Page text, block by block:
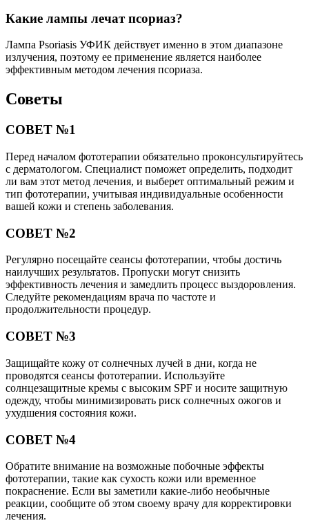
Какие лампы лечат псориаз?
Лампа Psoriasis УФИК действует именно в этом диапазоне
излучения, поэтому ее применение является наиболее
эффективным методом лечения псориаза.
Советы
СОВЕТ №1
Перед началом фототерапии обязательно проконсультируйтесь
с дерматологом. Специалист поможет определить, подходит
ли вам этот метод лечения, и выберет оптимальный режим и
тип фототерапии, учитывая индивидуальные особенности
вашей кожи и степень заболевания.
СОВЕТ №2
Регулярно посещайте сеансы фототерапии, чтобы достичь
наилучших результатов. Пропуски могут снизить
эффективность лечения и замедлить процесс выздоровления.
Следуйте рекомендациям врача по частоте и
продолжительности процедур.
СОВЕТ №3
Защищайте кожу от солнечных лучей в дни, когда не
проводятся сеансы фототерапии. Используйте
солнцезащитные кремы с высоким SPF и носите защитную
одежду, чтобы минимизировать риск солнечных ожогов и
ухудшения состояния кожи.
СОВЕТ №4
Обратите внимание на возможные побочные эффекты
фототерапии, такие как сухость кожи или временное
покраснение. Если вы заметили какие-либо необычные
реакции, сообщите об этом своему врачу для корректировки
лечения.